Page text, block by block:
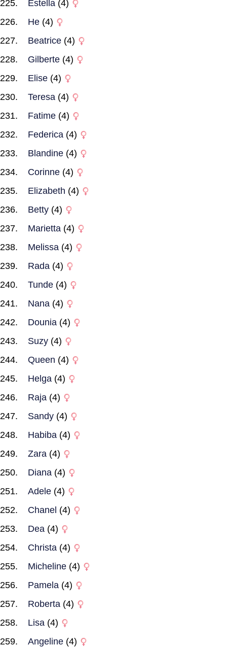
Estella (4)
He (4)
Beatrice (4)
Gilberte (4)
Elise (4)
Teresa (4)
Fatime (4)
Federica (4)
Blandine (4)
Corinne (4)
Elizabeth (4)
Betty (4)
Marietta (4)
Melissa (4)
Rada (4)
Tunde (4)
Nana (4)
Dounia (4)
Suzy (4)
Queen (4)
Helga (4)
Raja (4)
Sandy (4)
Habiba (4)
Zara (4)
Diana (4)
Adele (4)
Chanel (4)
Dea (4)
Christa (4)
Micheline (4)
Pamela (4)
Roberta (4)
Lisa (4)
Angeline (4)